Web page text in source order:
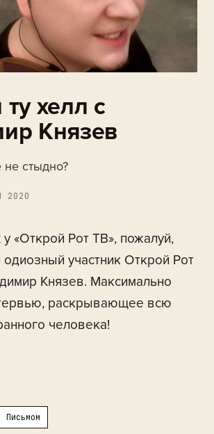
хелл с
Князев
не стыдно?
2020
у «Открой Рот ТВ», пожалуй,
участник Открой Рот
Князев. Максимально
раскрывающее всю
человека!
Письмом